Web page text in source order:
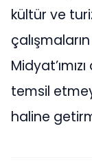
kültür ve
temsil
haline